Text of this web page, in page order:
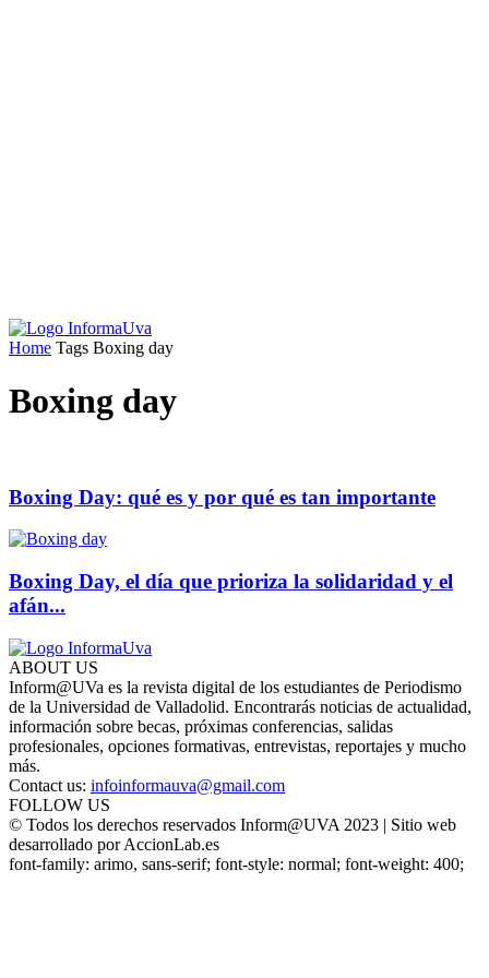
Home Tags Boxing day
Boxing day
Boxing Day: qué es y por qué es tan importante
Boxing Day, el día que prioriza la solidaridad y el
afán...
ABOUT US
Inform@UVa es la revista digital de los estudiantes de Periodismo
de la Universidad de Valladolid. Encontrarás noticias de actualidad,
información sobre becas, próximas conferencias, salidas
profesionales, opciones formativas, entrevistas, reportajes y mucho
más.
Contact us: infoinformauva@gmail.com
FOLLOW US
© Todos los derechos reservados Inform@UVA 2023 | Sitio web
desarrollado por AccionLab.es
font-family: arimo, sans-serif; font-style: normal; font-weight: 400;